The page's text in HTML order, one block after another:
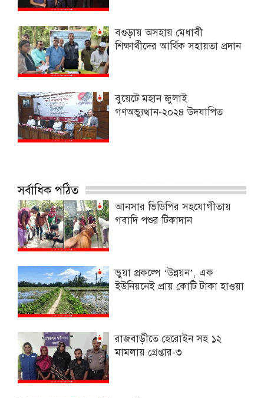
বগুড়ায় অসহায় মেধাবী
শিক্ষার্থীদের আর্থিক সহায়তা প্রদান
বুয়েটে মহান জুলাই
গণঅভ্যুত্থান-২০২৪ উদযাপিত
সর্বাধিক পঠিত
আনসার ভিডিপির সহযোগীতায়
গবাদি পশুর টিকাদান
ভুয়া প্রকল্পে ‘উন্নয়ন’, এক
ইউনিয়নেই প্রায় কোটি টাকা হাওয়া
রাজবাড়ীতে হেরোইন সহ ১২
মামলায় গ্রেপ্তার-৩